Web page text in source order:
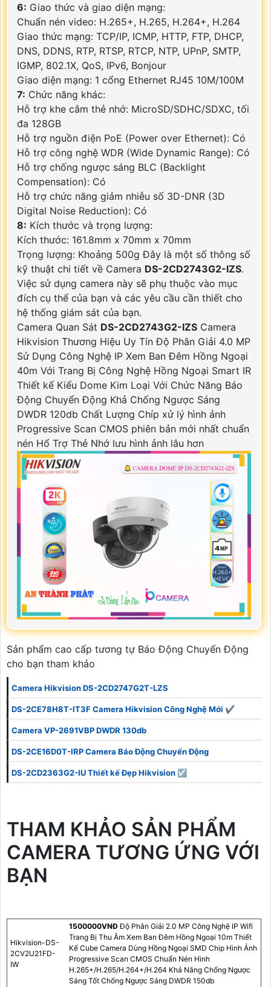
6: Giao thức và giao diện mạng:
Chuẩn nén video: H.265+, H.265, H.264+, H.264
Giao thức mạng: TCP/IP, ICMP, HTTP, FTP, DHCP,
DNS, DDNS, RTP, RTSP, RTCP, NTP, UPnP, SMTP,
IGMP, 802.1X, QoS, IPv6, Bonjour
Giao diện mạng: 1 cổng Ethernet RJ45 10M/100M
7: Chức năng khác:
Hỗ trợ khe cắm thẻ nhớ: MicroSD/SDHC/SDXC, tối
đa 128GB
Hỗ trợ nguồn điện PoE (Power over Ethernet): Có
Hỗ trợ công nghệ WDR (Wide Dynamic Range): Có
Hỗ trợ chống ngược sáng BLC (Backlight
Compensation): Có
Hỗ trợ chức năng giảm nhiễu số 3D-DNR (3D
Digital Noise Reduction): Có
8: Kích thước và trọng lượng:
Kích thước: 161.8mm x 70mm x 70mm
Trọng lượng: Khoảng 500g Đây là một số thông số
kỹ thuật chi tiết về Camera DS-2CD2743G2-IZS.
Việc sử dụng camera này sẽ phụ thuộc vào mục
đích cụ thể của bạn và các yêu cầu cần thiết cho
hệ thống giám sát của bạn.
Camera Quan Sát DS-2CD2743G2-IZS Camera
Hikvision Thương Hiệu Uy Tín Độ Phân Giải 4.0 MP
Sử Dụng Công Nghệ IP Xem Ban Đêm Hồng Ngoại
40m Với Trang Bị Công Nghệ Hồng Ngoại Smart IR
Thiết kế Kiểu Dome Kim Loại Với Chức Năng Báo
Động Chuyển Động Khả Chống Ngược Sáng
DWDR 120db Chất Lượng Chíp xử lý hình ảnh
Progressive Scan CMOS phiên bản mới nhất chuẩn
nén Hổ Trợ Thẻ Nhớ lưu hình ảnh lâu hơn
Sản phẩm cao cấp tương tự Báo Động Chuyển Động
cho bạn tham khảo
Camera Hikvision DS-2CD2747G2T-LZS
DS-2CE78H8T-IT3F Camera Hikvision Công Nghệ Mới ✔
Camera VP-2691VBP DWDR 130db
DS-2CE16D0T-IRP Camera Báo Động Chuyển Động
DS-2CD2363G2-IU Thiết kế Đẹp Hikvision ☑
THAM KHẢO SẢN PHẨM
CAMERA TƯƠNG ỨNG VỚI
BẠN
Hikvision-DS-
2CV2U21FD-
IW
1500000VNÐ Độ Phân Giải 2.0 MP Công Nghệ IP Wifi
Trang Bị Thu Âm Xem Ban Đêm Hồng Ngoại 10m Thiết
Kế Cube Camera Dùng Hồng Ngoại SMD Chip Hình Ảnh
Progressive Scan CMOS Chuẩn Nén Hình
H.265+/H.265/H.264+/H.264 Khả Năng Chống Ngược
Sáng Tốt Chống Ngược Sáng DWDR 150db